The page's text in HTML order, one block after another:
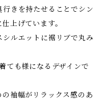
きを持たせることでシン
上げています。
ルエットに裾リブで丸み
ても様になるデザインで
袖幅がリラックス感のあ